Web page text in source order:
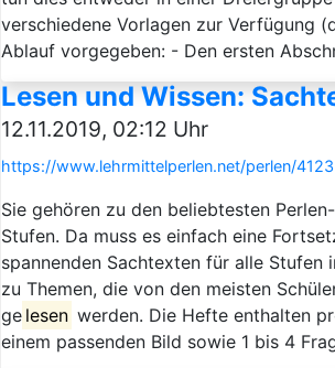
verschiedene Vorlagen zur Verfügung
Ablauf vorgegeben: - Den ersten
Lesen und Wissen:
12.11.2019, 02:12 Uhr
https://www.lehrmittelperlen.net/perlen/
Sie gehören zu den beliebtesten
Stufen. Da muss es einfach eine
spannenden Sachtexten für alle
zu Themen, die von den meisten
ge lesen werden. Die Hefte enthalten
einem passenden Bild sowie 1 bis 4